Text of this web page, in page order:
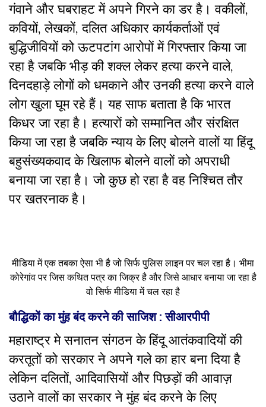
गंवाने और घबराहट में अपने गिरने का डर है। वकीलों,
कवियों,लेखकों,दलित अधिकार कार्यकर्ताओं एवं
बुद्धिजीवियों को ऊटपटांग आरोपों में गिरफ्तार किया जा
रहा है जबकि भीड़ की शक्ल लेकर हत्या करने वाले,
दिनदहाड़े लोगों को धमकाने और उनकी हत्या करने वाले
लोग खुला घूम रहे हैं। यह साफ बताता है कि भारत
किधर जा रहा है। हत्यारों को सम्मानित और संरक्षित
किया जा रहा है जबकि न्याय के लिए बोलने वालों या हिंदू
बहुसंख्यकवाद के खिलाफ बोलने वालों को अपराधी
बनाया जा रहा है। जो कुछ हो रहा है वह निश्चित तौर
पर खतरनाक है।
मीडिया में एक तबका ऐसा भी है जो सिर्फ पुलिस लाइन पर चल रहा है। भीमा
कोरेगांव पर जिस कथित पत्र का जिक्र है और जिसे आधार बनाया जा रहा है
वो सिर्फ मीडिया में चल रहा है
बौद्धिकों का मुंह बंद करने की साजिश :सीआरपीपी
महाराष्ट्र मे सनातन संगठन के हिंदू आतंकवादियों की
करतूतों को सरकार ने अपने गले का हार बना दिया है
लेकिन दलितों, आदिवासियों और पिछड़ों की आवाज़
उठाने वालों का सरकार ने मुंह बंद करने के लिए